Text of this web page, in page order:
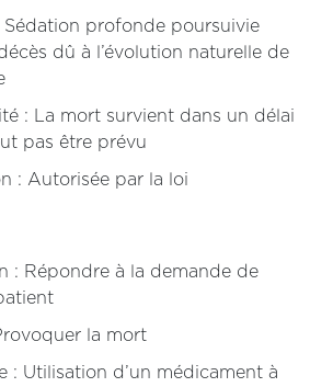
Sédation profonde poursuivie
dû à l’évolution naturelle de
: La mort survient dans un délai
pas être prévu
: Autorisée par la loi
: Répondre à la demande de
la mort
: Utilisation d’un médicament à